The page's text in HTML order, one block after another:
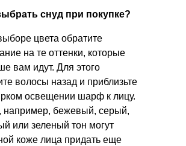
снуд при покупке?
цвета обратите
на те оттенки, которые
вам идут. Для этого
волосы назад и приблизьте
освещении шарф к лицу.
например, бежевый, серый,
или зеленый тон могут
коже лица придать еще